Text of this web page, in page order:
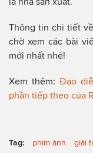
Thông tin chi tiết
chờ xem các bài
mới nhất nhé!
Xem thêm:Đạo
phần tiếp theo của
Tag: phim ảnh giải